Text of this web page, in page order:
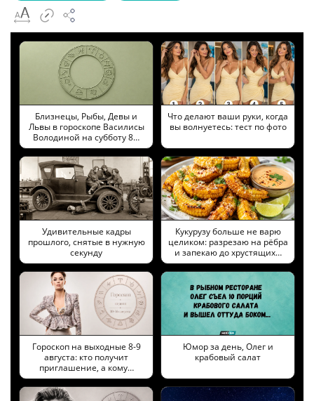
Близнецы, Рыбы, Девы и
Львы в гороскопе Василисы
Володиной на субботу 8…
Что делают ваши руки, когда
вы волнуетесь: тест по фото
Удивительные кадры
прошлого, снятые в нужную
секунду
Кукурузу больше не варю
целиком: разрезаю на рёбра
и запекаю до хрустящих…
Гороскоп на выходные 8-9
августа: кто получит
приглашение, а кому…
Юмор за день, Олег и
крабовый салат